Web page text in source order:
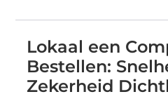
Lokaal een
Bestellen:
Zekerheid